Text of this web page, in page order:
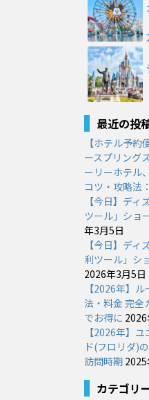
最近の投
【ホテル予
ースプリング
ーリーホテル
コツ・攻略法
【今日】デ
ツール」ショ
年3月5日
【今日】デ
利ツール」シ
2026年3月5日
【2026年】
法・料金 完全
でお得に
【2026年】
ド(フロリダ)
訪問時期
カテゴリ